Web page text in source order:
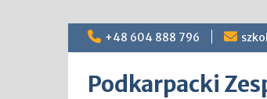
Skip
+48 604 888 796
Podkarpacki